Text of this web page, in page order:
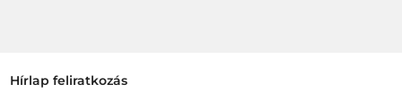
Hírlap feliratkozás